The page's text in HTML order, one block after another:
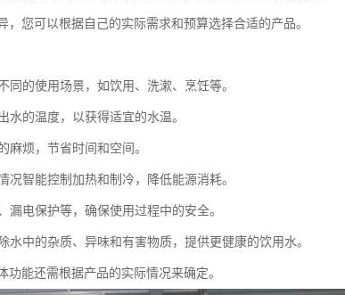
您可以根据自己的实际需求和预算选择合适的产品。
的使用场景，如饮用、洗漱、烹饪等。
的温度，以获得适宜的水温。
麻烦，节省时间和空间。
智能控制加热和制冷，降低能源消耗。
电保护等，确保使用过程中的安全。
中的杂质、异味和有害物质，提供更健康的饮用水。
能还需根据产品的实际情况来确定。